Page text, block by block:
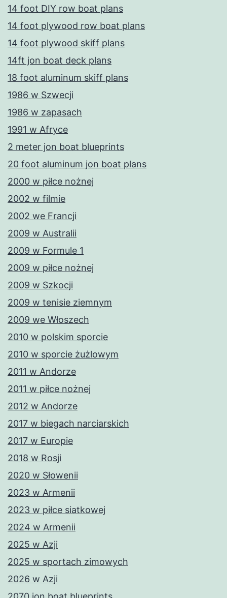
14 foot DIY row boat plans
14 foot plywood row boat plans
14 foot plywood skiff plans
14ft jon boat deck plans
18 foot aluminum skiff plans
1986 w Szwecji
1986 w zapasach
1991 w Afryce
2 meter jon boat blueprints
20 foot aluminum jon boat plans
2000 w piłce nożnej
2002 w filmie
2002 we Francji
2009 w Australii
2009 w Formule 1
2009 w piłce nożnej
2009 w Szkocji
2009 w tenisie ziemnym
2009 we Włoszech
2010 w polskim sporcie
2010 w sporcie żużlowym
2011 w Andorze
2011 w piłce nożnej
2012 w Andorze
2017 w biegach narciarskich
2017 w Europie
2018 w Rosji
2020 w Słowenii
2023 w Armenii
2023 w piłce siatkowej
2024 w Armenii
2025 w Azji
2025 w sportach zimowych
2026 w Azji